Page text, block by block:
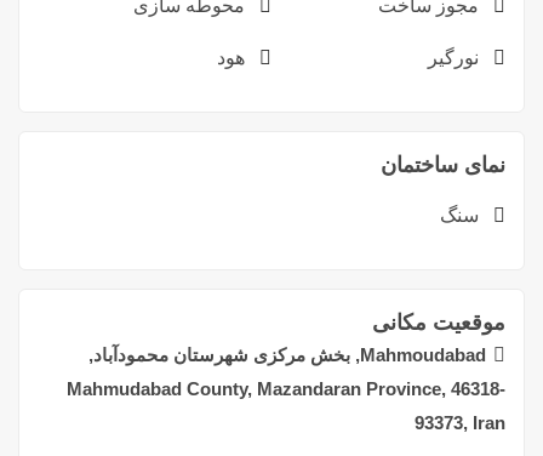
مجوز ساخت محوطه سازی
نورگیر هود
نمای ساختمان
سنگ
موقعیت مکانی
Mahmoudabad, بخش مرکزی شهرستان محمودآباد,
Mahmudabad County, Mazandaran Province, 46318-
93373, Iran